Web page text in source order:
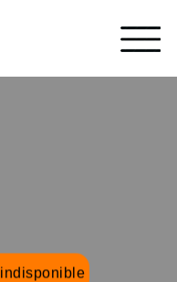
indisponible